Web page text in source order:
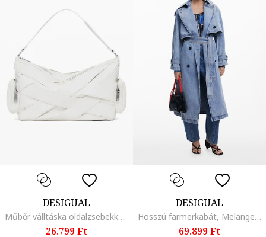
DESIGUAL
Műbőr válltáska oldalzsebekkel, Fehér
26.799 Ft
DESIGUAL
Hosszú farmerkabát, Melange világoskék
69.899 Ft